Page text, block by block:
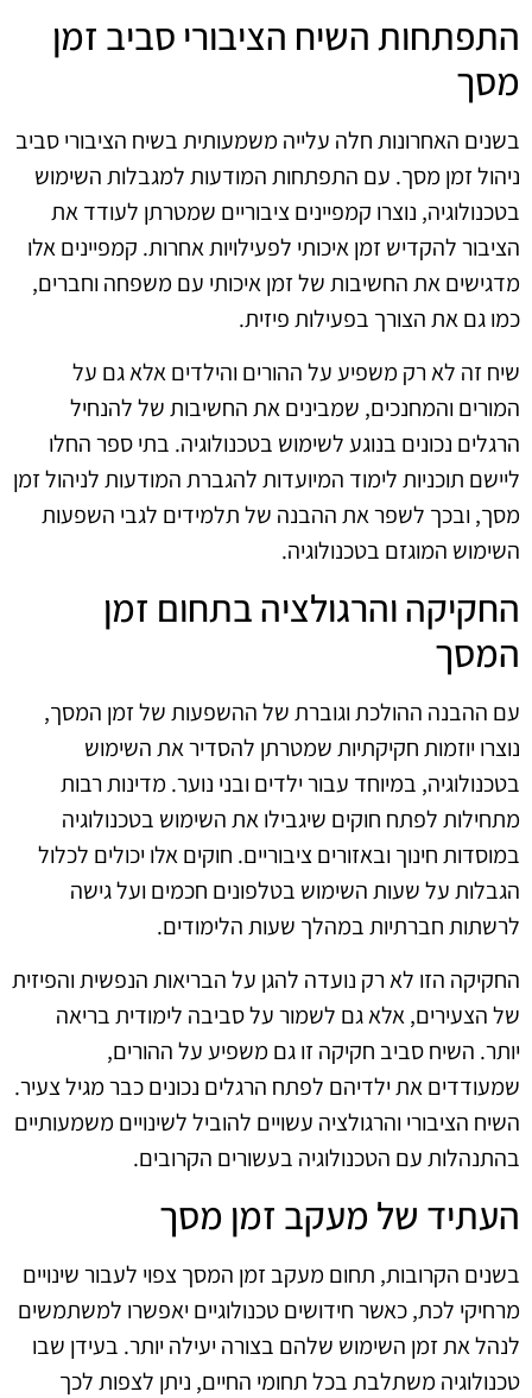
התפתחות השיח הציבורי סביב זמן
מסך
בשנים האחרונות חלה עלייה משמעותית בשיח הציבורי סביב
ניהול זמן מסך. עם התפתחות המודעות למגבלות השימוש
בטכנולוגיה, נוצרו קמפיינים ציבוריים שמטרתן לעודד את
הציבור להקדיש זמן איכותי לפעילויות אחרות. קמפיינים אלו
מדגישים את החשיבות של זמן איכותי עם משפחה וחברים,
כמו גם את הצורך בפעילות פיזית.
שיח זה לא רק משפיע על ההורים והילדים אלא גם על
המורים והמחנכים, שמבינים את החשיבות של להנחיל
הרגלים נכונים בנוגע לשימוש בטכנולוגיה. בתי ספר החלו
ליישם תוכניות לימוד המיועדות להגברת המודעות לניהול זמן
מסך, ובכך לשפר את ההבנה של תלמידים לגבי השפעות
השימוש המוגזם בטכנולוגיה.
החקיקה והרגולציה בתחום זמן
המסך
עם ההבנה ההולכת וגוברת של ההשפעות של זמן המסך,
נוצרו יוזמות חקיקתיות שמטרתן להסדיר את השימוש
בטכנולוגיה, במיוחד עבור ילדים ובני נוער. מדינות רבות
מתחילות לפתח חוקים שיגבילו את השימוש בטכנולוגיה
במוסדות חינוך ובאזורים ציבוריים. חוקים אלו יכולים לכלול
הגבלות על שעות השימוש בטלפונים חכמים ועל גישה
לרשתות חברתיות במהלך שעות הלימודים.
החקיקה הזו לא רק נועדה להגן על הבריאות הנפשית והפיזית
של הצעירים, אלא גם לשמור על סביבה לימודית בריאה
יותר. השיח סביב חקיקה זו גם משפיע על ההורים,
שמעודדים את ילדיהם לפתח הרגלים נכונים כבר מגיל צעיר.
השיח הציבורי והרגולציה עשויים להוביל לשינויים משמעותיים
בהתנהלות עם הטכנולוגיה בעשורים הקרובים.
העתיד של מעקב זמן מסך
בשנים הקרובות, תחום מעקב זמן המסך צפוי לעבור שינויים
מרחיקי לכת, כאשר חידושים טכנולוגיים יאפשרו למשתמשים
לנהל את זמן השימוש שלהם בצורה יעילה יותר. בעידן שבו
טכנולוגיה משתלבת בכל תחומי החיים, ניתן לצפות לכך